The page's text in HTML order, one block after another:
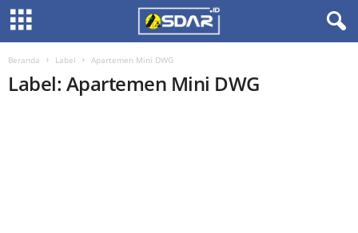
Beranda Label Apartemen Mini DWG
Label: Apartemen Mini DWG